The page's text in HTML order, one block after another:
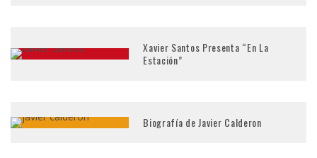
Xavier Santos Presenta “En La
Estación”
Biografía de Javier Calderon